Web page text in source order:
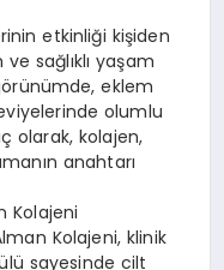
etkinliği kişiden
sağlıklı yaşam
eklem
olumlu
olarak, kolajen,
anahtarı
Kolajeni
Kolajeni, klinik
sayesinde cilt